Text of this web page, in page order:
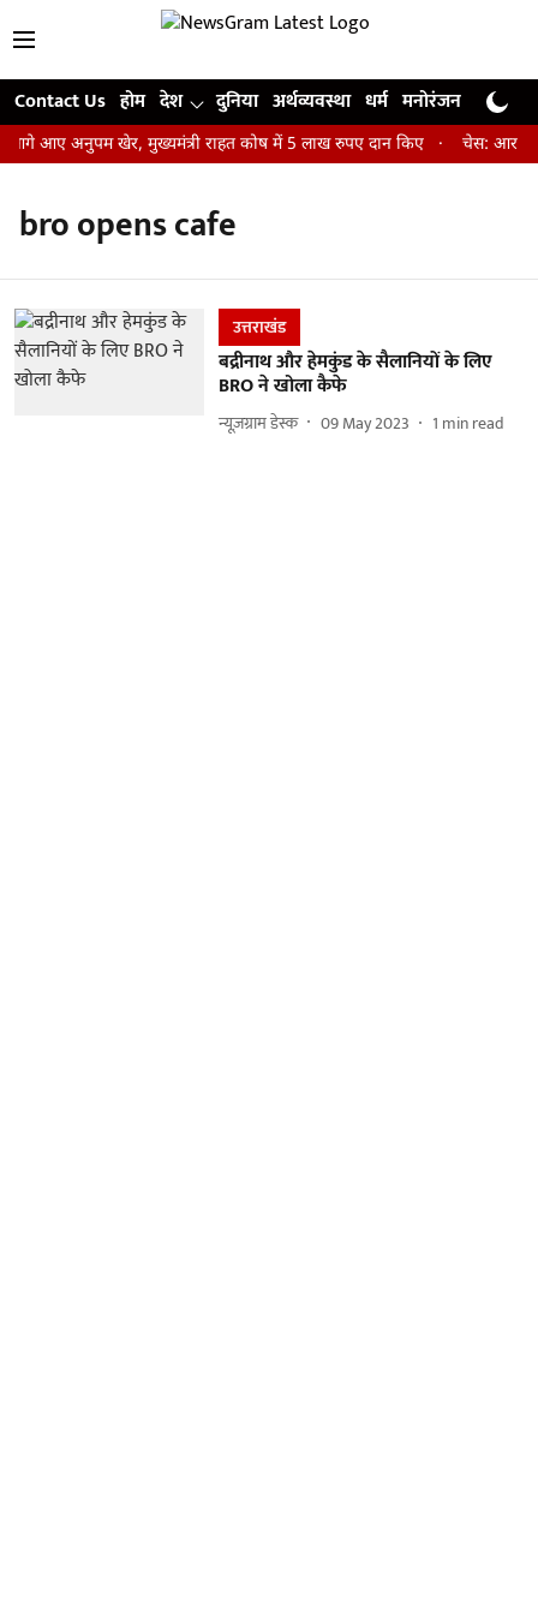
Contact Us होम देश दुनिया अर्थव्यवस्था धर्म मनोरंजन खेल
आए अनुपम खेर, मुख्यमंत्री राहत कोष में 5 लाख रुपए दान किए चेस: आर
bro opens cafe
उत्तराखंड
बद्रीनाथ और हेमकुंड के सैलानियों के लिए
BRO ने खोला कैफे
न्यूज़ग्राम डेस्क 09 May 2023 1 min read